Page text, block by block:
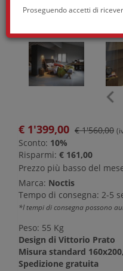
Proseguendo accetti di
€ 1'399,00 € 1'560,00
Sconto: 10%
Risparmi: € 161,00
Prezzo più basso del
Marca: Noctis
Tempo di consegna: 2-5
*I tempi di consegna possono
Peso: 55 Kg
Design di Vittorio Prato
Misura standard
Spedizione gratuita